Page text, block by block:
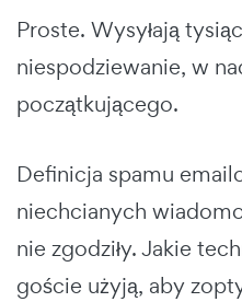
Proste. Wysyłają
niespodziewanie, w
początkującego.
Definicja spamu
niechcianych
nie zgodziły. Jakie
goście użyją, aby